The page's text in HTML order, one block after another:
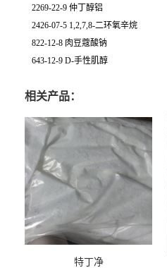
2269-22-9 仲丁醇铝
2426-07-5 1,2,7,8-二环氧辛烷
822-12-8 肉豆蔻酸钠
643-12-9 D-手性肌醇
相关产品：
特丁净